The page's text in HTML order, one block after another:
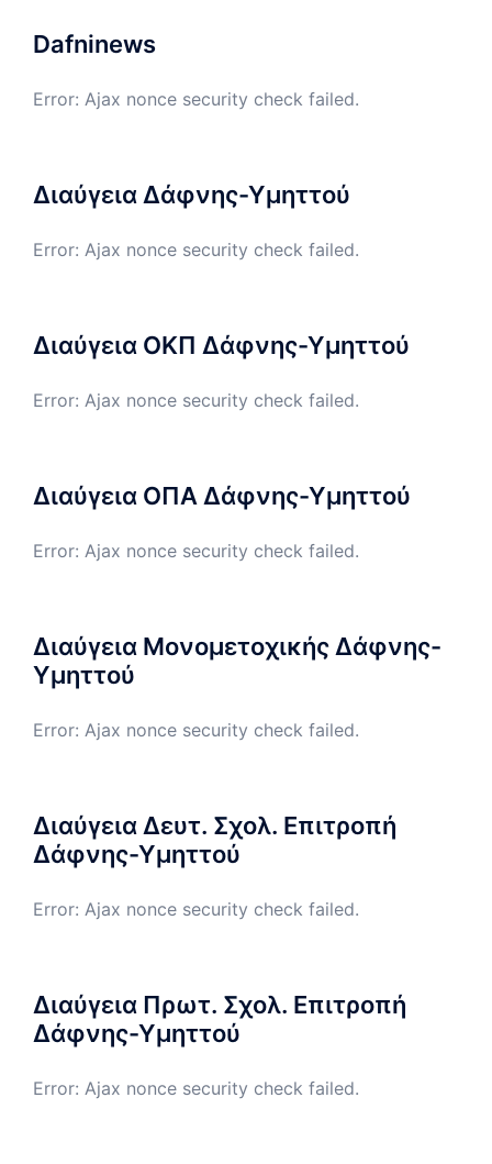
Dafninews
Error: Ajax nonce security check failed.
Διαύγεια Δάφνης-Υμηττού
Error: Ajax nonce security check failed.
Διαύγεια ΟΚΠ Δάφνης-Υμηττού
Error: Ajax nonce security check failed.
Διαύγεια ΟΠΑ Δάφνης-Υμηττού
Error: Ajax nonce security check failed.
Διαύγεια Μονομετοχικής Δάφνης-
Υμηττού
Error: Ajax nonce security check failed.
Διαύγεια Δευτ. Σχολ. Επιτροπή
Δάφνης-Υμηττού
Error: Ajax nonce security check failed.
Διαύγεια Πρωτ. Σχολ. Επιτροπή
Δάφνης-Υμηττού
Error: Ajax nonce security check failed.